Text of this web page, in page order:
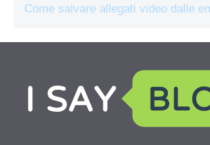
Come salvare allegati video dalle